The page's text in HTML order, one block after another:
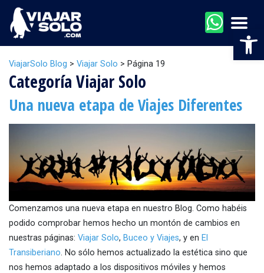
ViajarSolo Blog > Viajar Solo > Página 19
Categoría Viajar Solo
Una nueva etapa de Viajes Diferentes
Comenzamos una nueva etapa en nuestro Blog. Como habéis
podido comprobar hemos hecho un montón de cambios en
nuestras páginas: Viajar Solo, Buceo y Viajes, y en El
Transiberiano. No sólo hemos actualizado la estética sino que
nos hemos adaptado a los dispositivos móviles y hemos